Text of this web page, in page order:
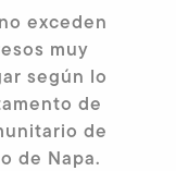
exceden
muy
según lo
de
de
de Napa.